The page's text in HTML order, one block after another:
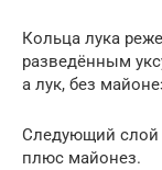
Кольца лука
разведённым
а лук, без
Следующий слой
плюс майонез.